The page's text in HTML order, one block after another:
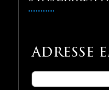
adresse